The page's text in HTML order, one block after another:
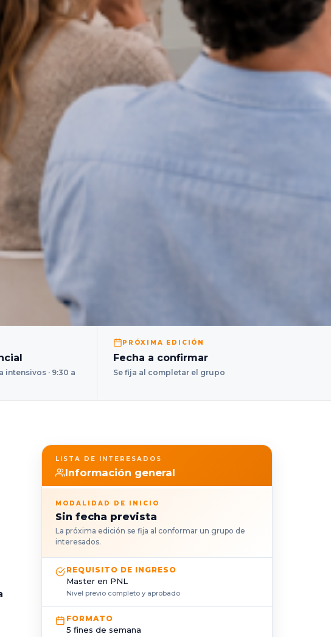
intensivos · 9:30 a
PRÓXIMA EDICIÓN
Fecha a confirmar
Se fija al completar el grupo
LISTA DE INTERESADOS
Información general
MODALIDAD DE INICIO
Sin fecha prevista
La próxima edición se fija al conformar un grupo de
interesados.
REQUISITO DE INGRESO
Master en PNL
Nivel previo completo y aprobado
FORMATO
5 fines de semana